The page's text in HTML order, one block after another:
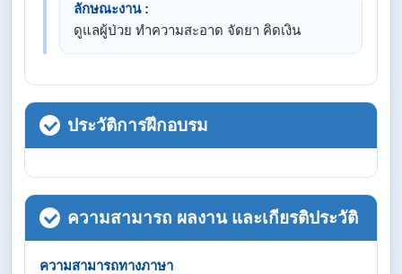
ลักษณะงาน :
ดูแลผู้ป่วย ทำความสะอาด จัดยา คิดเงิน
ประวัติการฝึกอบรม
ความสามารถ ผลงาน และเกียรติประวัติ
ความสามารถทางภาษา